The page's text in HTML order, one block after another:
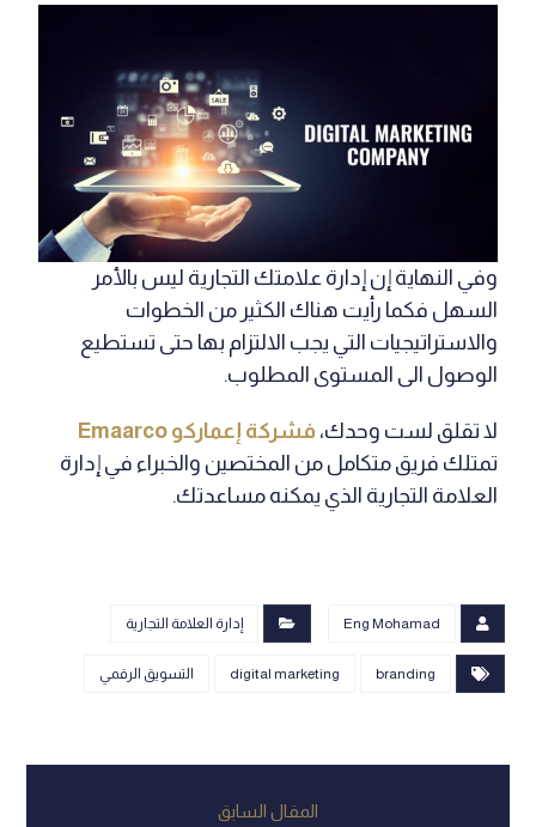
وفي النهاية إن إدارة علامتك التجارية ليس بالأمر
السهل فكما رأيت هناك الكثير من الخطوات
والاستراتيجيات التي يجب الالتزام بها حتى تستطيع
الوصول الى المستوى المطلوب.
لا تقلق لست وحدك، فشركة إعماركو Emaarco
تمتلك فريق متكامل من المختصين والخبراء في إدارة
العلامة التجارية الذي يمكنه مساعدتك.
Eng Mohamad إدارة العلامة التجارية
branding
digital marketing التسويق الرقمي
المقال السابق